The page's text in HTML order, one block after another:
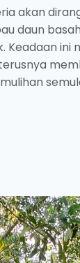
akan
daun